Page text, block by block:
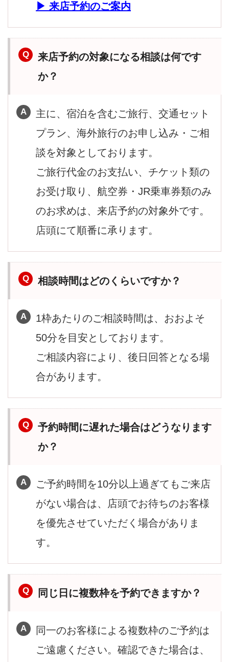
来店予約のご案内
来店予約の対象になる相談は何です
か？
主に、宿泊を含むご旅行、交通セット
プラン、海外旅行のお申し込み・ご相
談を対象としております。
ご旅行代金のお支払い、チケット類の
お受け取り、航空券・JR乗車券類のみ
のお求めは、来店予約の対象外です。
店頭にて順番に承ります。
相談時間はどのくらいですか？
1枠あたりのご相談時間は、おおよそ
50分を目安としております。
ご相談内容により、後日回答となる場
合があります。
予約時間に遅れた場合はどうなります
か？
ご予約時間を10分以上過ぎてもご来店
がない場合は、店頭でお待ちのお客様
を優先させていただく場合がありま
す。
同じ日に複数枠を予約できますか？
同一のお客様による複数枠のご予約は
ご遠慮ください。確認できた場合は、